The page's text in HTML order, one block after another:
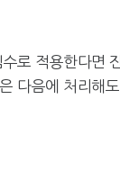
로 적용한다면
다음에 처리해